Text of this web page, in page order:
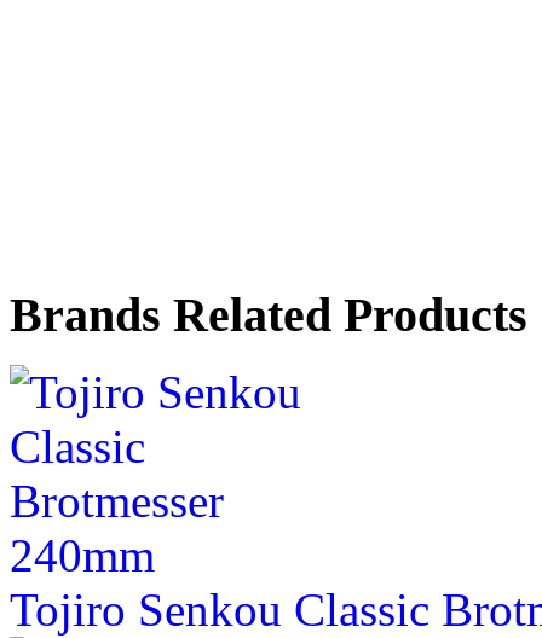
Brands Related Products
Tojiro Senkou Classic